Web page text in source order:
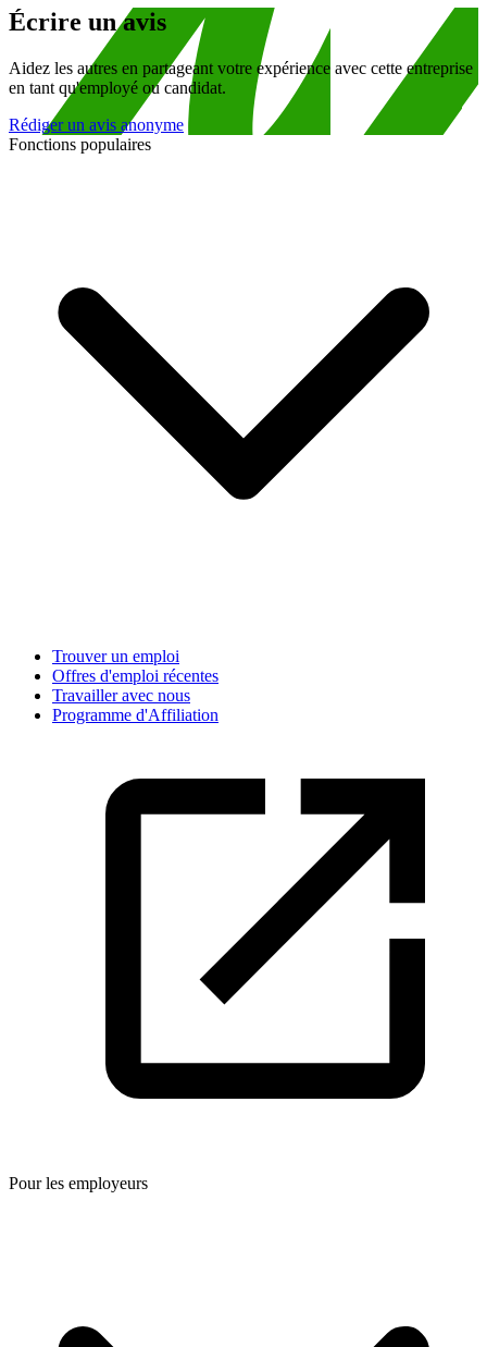
Écrire un avis
Aidez les autres en partageant votre expérience avec cette entreprise
en tant qu'employé ou candidat.
Rédiger un avis anonyme
Fonctions populaires
Trouver un emploi
Offres d'emploi récentes
Travailler avec nous
Programme d'Affiliation
Pour les employeurs